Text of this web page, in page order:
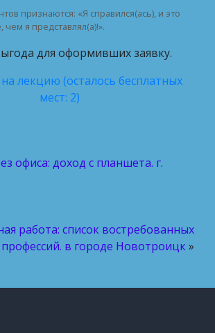
признаются: «Я справился(ась), и это
я представлял(а)!».
для оформивших заявку.
на лекцию (осталось бесплатных
мест: 2)
офиса: доход с планшета. г.
работа: список востребованных
профессий. в городе Новотроицк»